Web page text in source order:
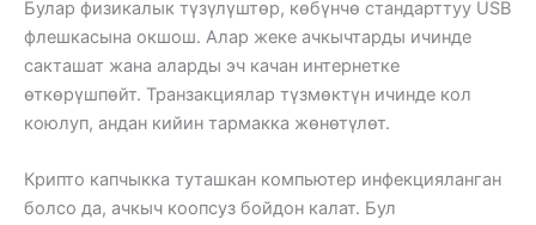
Булар физикалык түзүлүштөр, көбүнчө стандарттуу USB
флешкасына окшош. Алар жеке ачкычтарды ичинде
сакташат жана аларды эч качан интернетке
өткөрүшпөйт. Транзакциялар түзмөктүн ичинде кол
коюлуп, андан кийин тармакка жөнөтүлөт.
Крипто капчыкка туташкан компьютер инфекцияланган
болсо да, ачкыч коопсуз бойдон калат. Бул